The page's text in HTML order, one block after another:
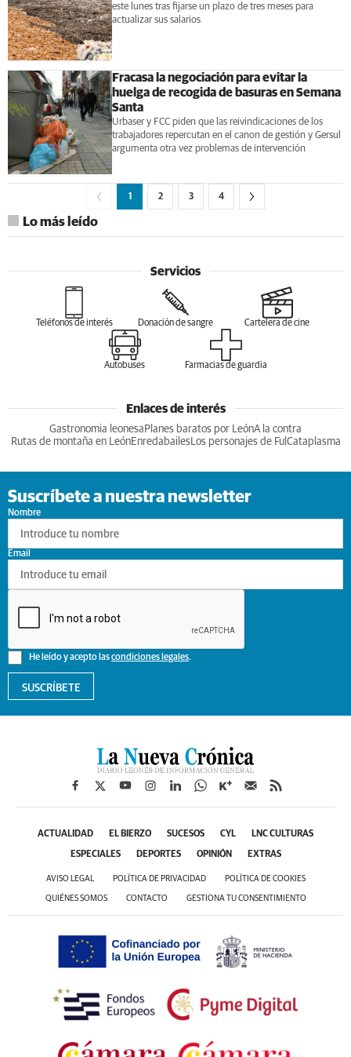
este lunes tras fijarse un plazo de tres meses para
actualizar sus salarios
Fracasa la negociación para evitar la
huelga de recogida de basuras en Semana
Santa
Urbaser y FCC piden que las reivindicaciones de los
trabajadores repercutan en el canon de gestión y Gersul
argumenta otra vez problemas de intervención
1 2 3 4
Lo más leído
Servicios
Teléfonos de interés Donación de sangre Cartelera de cine
Autobuses Farmacias de guardia
Enlaces de interés
Gastronomia leonesa Planes baratos por LeónA la contra
Rutas de montaña en LeónEnredabailesLos personajes de Ful Cataplasma
Suscríbete a nuestra newsletter
Nombre
He leído y acepto lascondiciones legales.
Email
SUSCRÍBETE
ACTUALIDAD EL BIERZO SUCESOS CYL LNC CULTURAS
ESPECIALES DEPORTES OPINIÓN EXTRAS
AVISO LEGAL POLÍTICA DE PRIVACIDAD POLÍTICA DE COOKIES
QUIÉNES SOMOS CONTACTO GESTIONA TU CONSENTIMIENTO